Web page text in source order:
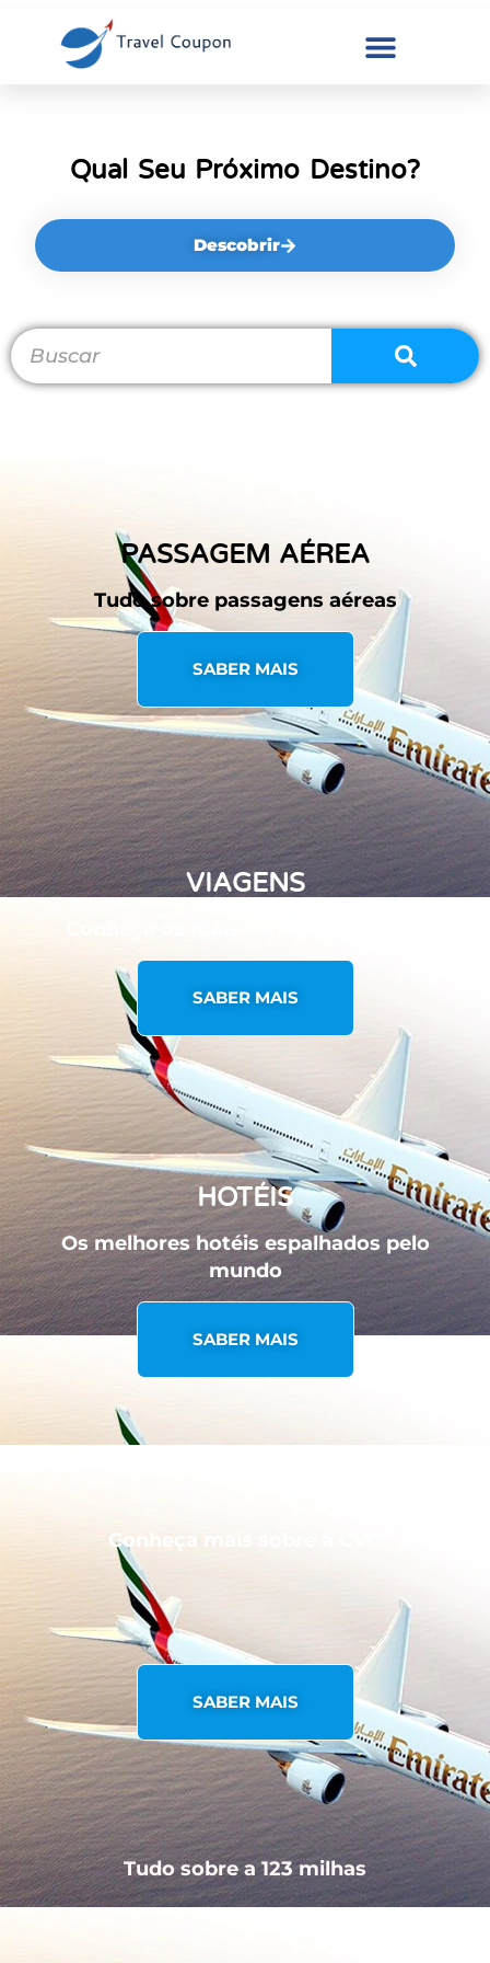
Qual Seu Próximo Destino?
Descobrir
PASSAGEM AÉREA
Tudo sobre passagens aéreas
SABER MAIS
VIAGENS
SABER MAIS
HOTÉIS
Os melhores hotéis espalhados pelo
mundo
SABER MAIS
Conheça mais sobre a CVC
SABER MAIS
Tudo sobre a 123 milhas